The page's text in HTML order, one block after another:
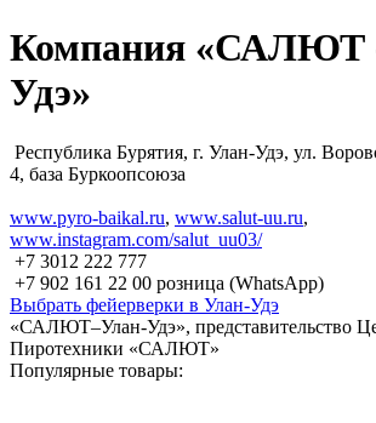
Компания «САЛЮТ
Удэ»
Республика Бурятия, г. Улан-Удэ, ул.
4, база Буркоопсоюза
www.pyro-baikal.ru, www.salut-uu.ru,
www.instagram.com/salut_uu03/
+7 3012 222 777
+7 902 161 22 00 розница (WhatsApp)
Выбрать фейерверки в Улан-Удэ
«САЛЮТ–Улан-Удэ», представительство
Пиротехники «САЛЮТ»
Популярные товары: